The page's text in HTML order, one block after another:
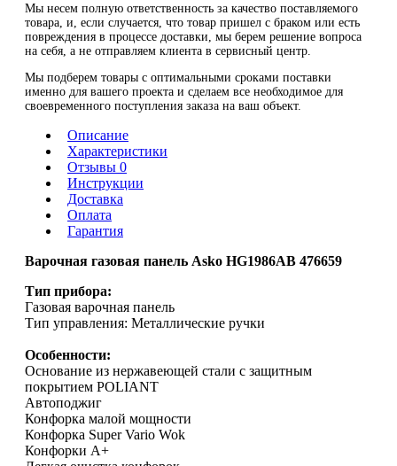
Мы несем полную ответственность за качество поставляемого
товара, и, если случается, что товар пришел с браком или есть
повреждения в процессе доставки, мы берем решение вопроса
на себя, а не отправляем клиента в сервисный центр.
Мы подберем товары с оптимальными сроками поставки
именно для вашего проекта и сделаем все необходимое для
своевременного поступления заказа на ваш объект.
Описание
Характеристики
Отзывы 0
Инструкции
Доставка
Оплата
Гарантия
Варочная газовая панель Asko HG1986AB 476659
Тип прибора:
Газовая варочная панель
Тип управления: Металлические ручки
Особенности:
Основание из нержавеющей стали с защитным
покрытием POLIANT
Автоподжиг
Конфорка малой мощности
Конфорка Super Vario Wok
Конфорки А+